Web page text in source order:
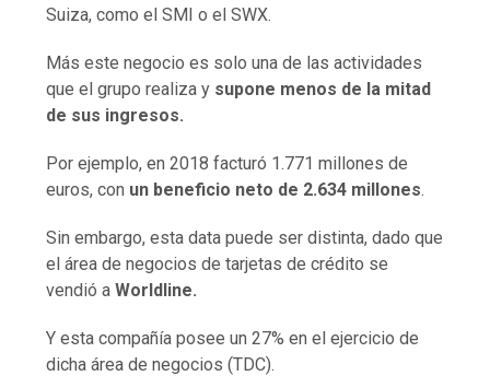
Suiza, como el SMI o el SWX.
Más este negocio es solo una de las actividades
que el grupo realiza y supone menos de la mitad
de sus ingresos.
Por ejemplo, en 2018 facturó 1.771 millones de
euros, con un beneficio neto de 2.634 millones.
Sin embargo, esta data puede ser distinta, dado que
el área de negocios de tarjetas de crédito se
vendió aWorldline.
Y esta compañía posee un 27% en el ejercicio de
dicha área de negocios (TDC).